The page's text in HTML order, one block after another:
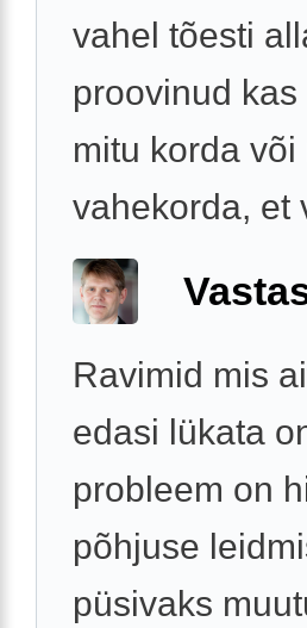
vahel tõesti
proovinud
mitu korda
vahekorda, et
Ravimid mis
edasi lükata
probleem on
põhjuse
püsivaks